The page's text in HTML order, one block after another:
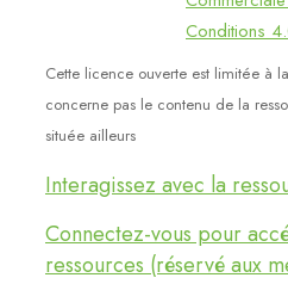
Conditions
Cette licence ouverte est limitée à
concerne pas le contenu de la
située ailleurs
Interagissez avec la
Connectez-vous pour
ressources (réservé aux